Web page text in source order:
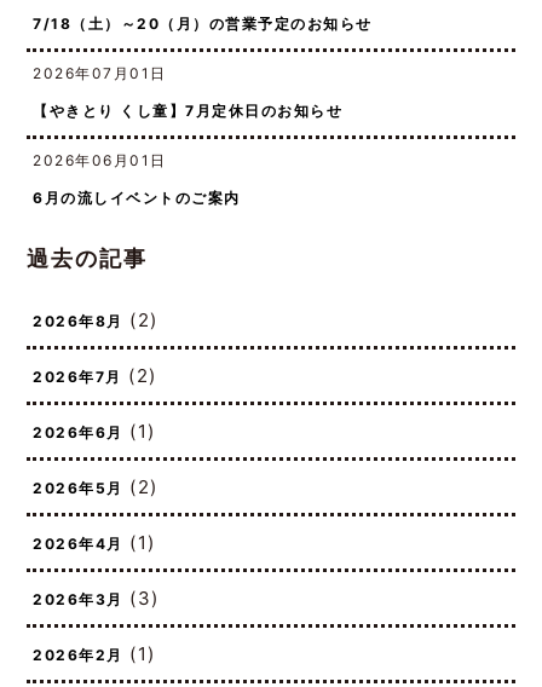
2026年07月17日
7/18（土）～20（月）の営業予定のお知らせ
2026年07月01日
【やきとり くし童】7月定休日のお知らせ
2026年06月01日
2026年8月(2)
2026年7月(2)
2026年6月(1)
2026年5月(2)
2026年4月(1)
2026年3月(3)
2026年2月(1)